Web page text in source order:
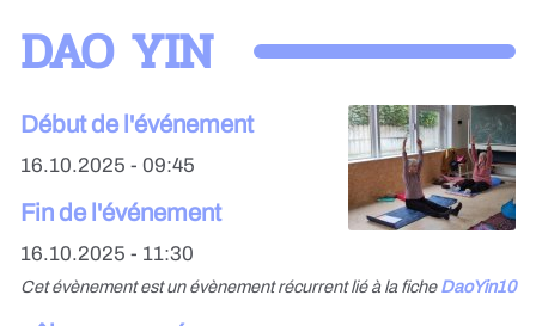
DAO YIN
Début de l'événement
16.10.2025 - 09:45
Fin de l'événement
16.10.2025 - 11:30
Cet évènement est un évènement récurrent lié à la ficheDaoYin10